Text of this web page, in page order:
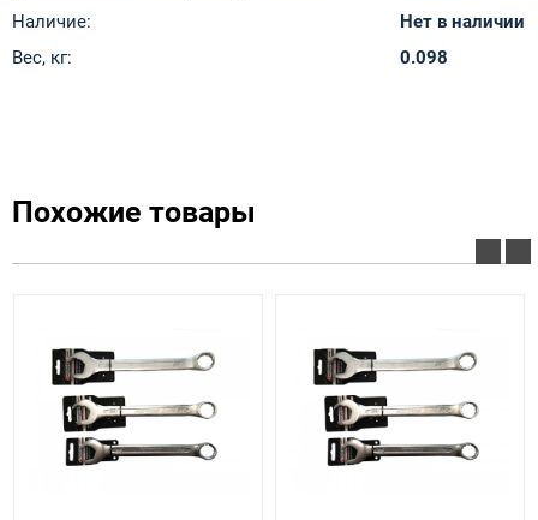
Наличие:
Нет в наличии
Вес, кг:
0.098
Похожие товары